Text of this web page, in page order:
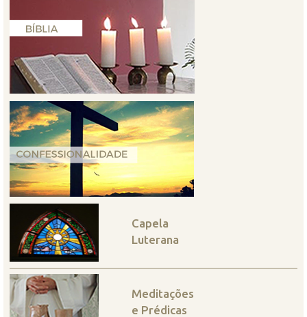
Capela
Luterana
Meditações
e Prédicas